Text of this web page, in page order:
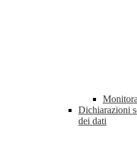
Dichiarazioni
dei dati